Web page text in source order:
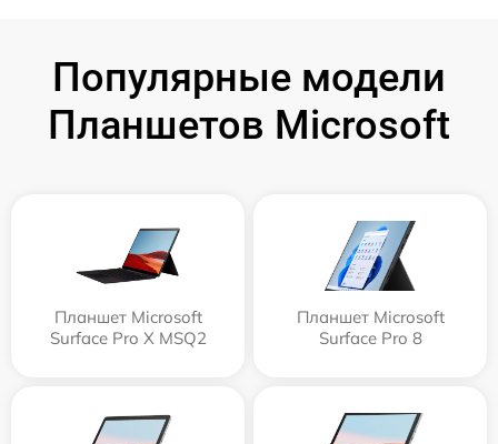
Популярные модели
Планшетов Microsoft
Планшет Microsoft
Surface Pro X MSQ2
Планшет Microsoft
Surface Pro 8